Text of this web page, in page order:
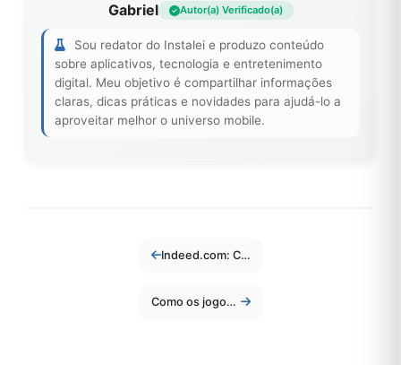
Gabriel Autor(a) Verificado(a)
Sou redator do Instalei e produzo conteúdo
sobre aplicativos, tecnologia e entretenimento
digital. Meu objetivo é compartilhar informações
claras, dicas práticas e novidades para ajudá-lo a
aproveitar melhor o universo mobile.
Indeed.com: Como Usar a Plataforma para Conquistar Emprego.
Como os jogos multiplataforma viraram padrão em 2026